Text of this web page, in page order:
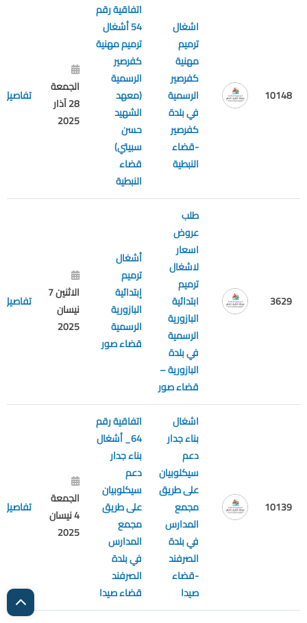
10148
اشغال
ترميم
مهنية
كفرصير
الرسمية
في بلدة
كفرصير
-قضاء
النبطية
اتفاقية رقم
54 أشغال
ترميم مهنية
كفرصير
الرسمية
(معهد
الشهيد
حسن
سبيتي)
قضاء
النبطية
الجمعة
28 آذار
2025
تفاصيل
3629
طلب
عروض
اسعار
لاشغال
ترميم
ابتدائية
البازورية
الرسمية
في بلدة
البازورية –
قضاء صور
أشغال
ترميم
إبتدائية
البازورية
الرسمية
قضاء صور
الاثنين 7
نيسان
2025
تفاصيل
10139
اشغال
بناء جدار
دعم
سيكلوبيان
على طريق
مجمع
المدارس
في بلدة
الصرفند
-قضاء
صيدا
اتفاقية رقم
64_ أشغال
بناء جدار
دعم
سيكلوبيان
على طريق
مجمع
المدارس
في بلدة
الصرفند
قضاء صيدا
الجمعة
4 نيسان
2025
تفاصيل